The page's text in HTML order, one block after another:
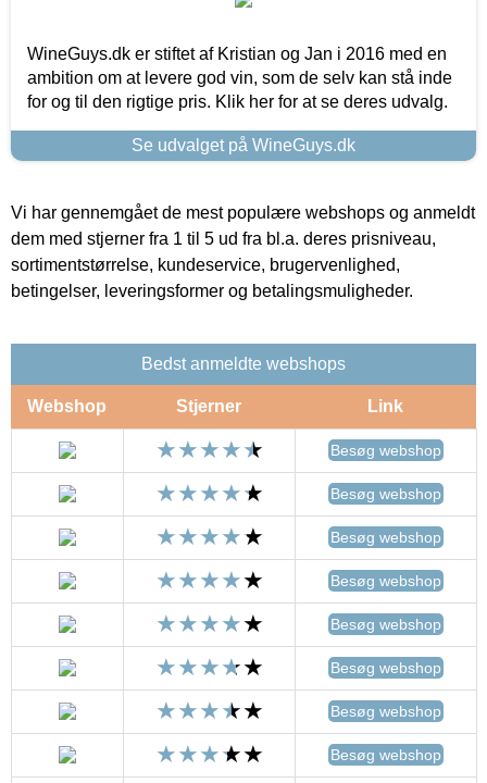
WineGuys.dk er stiftet af Kristian og Jan i 2016 med en
ambition om at levere god vin, som de selv kan stå inde
for og til den rigtige pris. Klik her for at se deres udvalg.
Se udvalget på WineGuys.dk
Vi har gennemgået de mest populære webshops og anmeldt
dem med stjerner fra 1 til 5 ud fra bl.a. deres prisniveau,
sortimentstørrelse, kundeservice, brugervenlighed,
betingelser, leveringsformer og betalingsmuligheder.
Bedst anmeldte webshops
Webshop Stjerner Link
Besøg webshop
Besøg webshop
Besøg webshop
Besøg webshop
Besøg webshop
Besøg webshop
Besøg webshop
Besøg webshop